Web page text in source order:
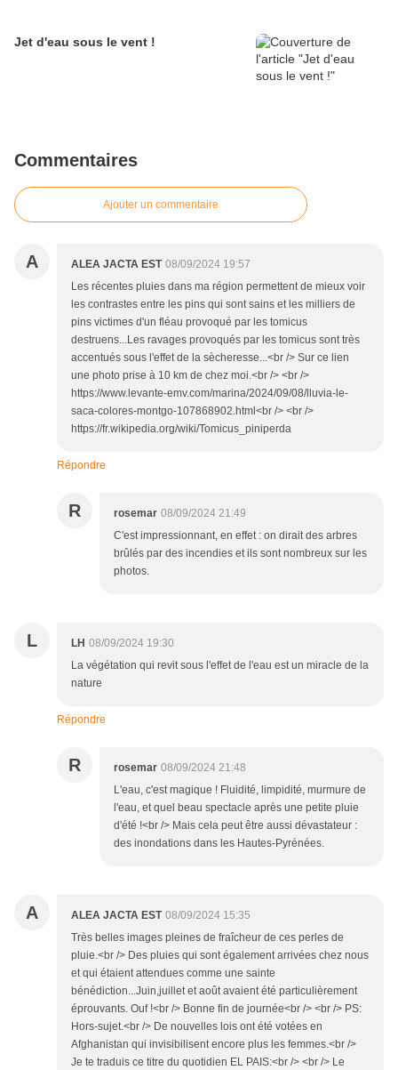
Jet d'eau sous le vent !
Commentaires
Ajouter un commentaire
A ALEA JACTA EST 08/09/2024 19:57
Les récentes pluies dans ma région permettent de mieux voir
les contrastes entre les pins qui sont sains et les milliers de
pins victimes d'un fléau provoqué par les tomicus
destruens...Les ravages provoqués par les tomicus sont très
accentués sous l'effet de la sècheresse...<br /> Sur ce lien
une photo prise à 10 km de chez moi.<br /> <br />
https://www.levante-emv.com/marina/2024/09/08/lluvia-le-
saca-colores-montgo-107868902.html<br /> <br />
https://fr.wikipedia.org/wiki/Tomicus_piniperda
Répondre
R rosemar 08/09/2024 21:49
C'est impressionnant, en effet : on dirait des arbres
brûlés par des incendies et ils sont nombreux sur les
photos.
L LH 08/09/2024 19:30
La végétation qui revit sous l'effet de l'eau est un miracle de la
nature
Répondre
R rosemar 08/09/2024 21:48
L'eau, c'est magique ! Fluidité, limpidité, murmure de
l'eau, et quel beau spectacle après une petite pluie
d'été !<br /> Mais cela peut être aussi dévastateur :
des inondations dans les Hautes-Pyrénées.
A ALEA JACTA EST 08/09/2024 15:35
Très belles images pleines de fraîcheur de ces perles de
pluie.<br /> Des pluies qui sont également arrivées chez nous
et qui étaient attendues comme une sainte
bénédiction...Juin,juillet et août avaient été particulièrement
éprouvants. Ouf !<br /> Bonne fin de journée<br /> <br /> PS:
Hors-sujet.<br /> De nouvelles lois ont été votées en
Afghanistan qui invisibilisent encore plus les femmes.<br />
Je te traduis ce titre du quotidien EL PAIS:<br /> <br /> Le